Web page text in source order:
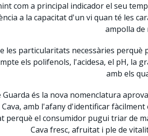
com a principal indicador el seu
a la capacitat d'un vi quan té les
ampolla de
les particularitats necessàries perquè
els polifenols, l'acidesa, el pH, la
amb els
Guarda és la nova nomenclatura
Cava, amb l'afany d'identificar
perquè el consumidor pugui triar de
Cava fresc, afruitat i ple de